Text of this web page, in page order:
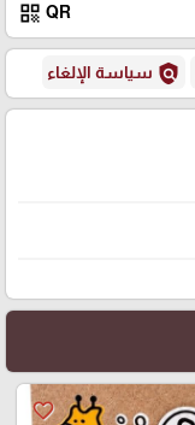
QR
qr_code
policy سياسة الإلغاء
favorite_border